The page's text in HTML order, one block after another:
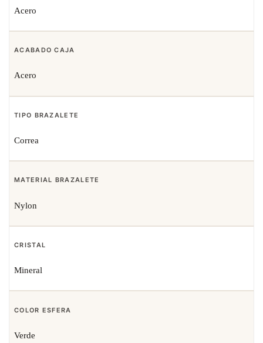
Acero
ACABADO CAJA
Acero
TIPO BRAZALETE
Correa
MATERIAL BRAZALETE
Nylon
CRISTAL
Mineral
COLOR ESFERA
Verde